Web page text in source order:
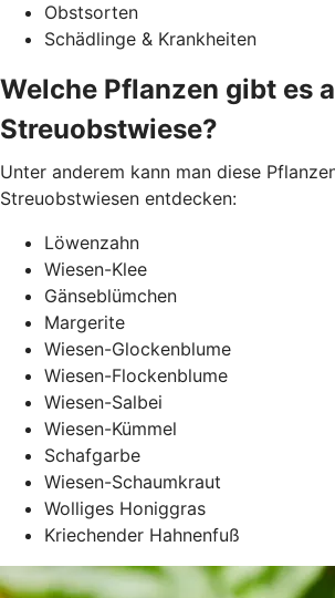
Obstsorten
Schädlinge & Krankheiten
Welche Pflanzen gibt es
Streuobstwiese?
Unter anderem kann man diese
Streuobstwiesen entdecken:
Löwenzahn
Wiesen-Klee
Gänseblümchen
Margerite
Wiesen-Glockenblume
Wiesen-Flockenblume
Wiesen-Salbei
Wiesen-Kümmel
Schafgarbe
Wiesen-Schaumkraut
Wolliges Honiggras
Kriechender Hahnenfuß